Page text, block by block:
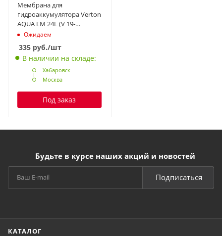
Мембрана для
гидроаккумулятора Verton
AQUA EM 24L (V 19-
24л,EPDM, maxP 10 Бар,d
внут. 90 мм,d внеш.110 мм,
t -10+120C)
Ожидаем
335 руб./шт
В наличии на складе:
Хабаровск
Москва
Под заказ
Будьте в курсе наших акций и новостей
Подписаться
КАТАЛОГ